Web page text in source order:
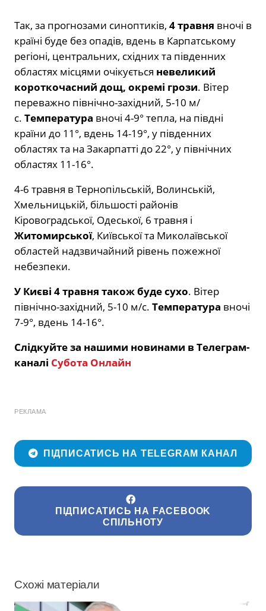
Так, за прогнозами синоптиків, 4 травня вночі в
країні буде без опадів, вдень в Карпатському
регіоні, центральних, східних та південних
областях місцями очікується невеликий
короткочасний дощ, окремі грози. Вітер
переважно північно-західний, 5-10 м/
с. Температура вночі 4-9° тепла, на півдні
країни до 11°, вдень 14-19°, у південних
областях та на Закарпатті до 22°, у північних
областях 11-16°.
4-6 травня в Тернопільській, Волинській,
Хмельницькій, більшості районів
Кіровоградської, Одеської, 6 травня і
Житомирської, Київської та Миколаївської
областей надзвичайний рівень пожежної
небезпеки.
У Києві 4травня також буде сухо. Вітер
північно-західний, 5-10 м/с. Температура вночі
7-9°, вдень 14-16°.
Слідкуйте за нашими новинами в Телеграм-
каналі Субота Онлайн
РЕКЛАМА
ПІДПИСАТИСЬ НА TELEGRAM КАНАЛ
ПІДПИСАТИСЬ НА FACEBOOK
СПІЛЬНОТУ
Схожі матеріали